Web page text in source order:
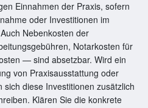
Einnahmen der Praxis, sofern
oder Investitionen im
Nebenkosten der
Notarkosten für
— sind absetzbar. Wird ein
von Praxisausstattung oder
diese Investitionen zusätzlich
Klären Sie die konkrete